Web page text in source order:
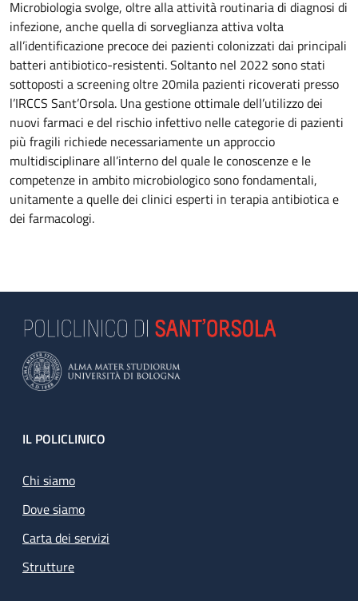
Microbiologia svolge, oltre alla attività routinaria di diagnosi di
infezione, anche quella di sorveglianza attiva volta
all’identificazione precoce dei pazienti colonizzati dai principali
batteri antibiotico-resistenti. Soltanto nel 2022 sono stati
sottoposti a screening oltre 20mila pazienti ricoverati presso
l’IRCCS Sant’Orsola. Una gestione ottimale dell’utilizzo dei
nuovi farmaci e del rischio infettivo nelle categorie di pazienti
più fragili richiede necessariamente un approccio
multidisciplinare all’interno del quale le conoscenze e le
competenze in ambito microbiologico sono fondamentali,
unitamente a quelle dei clinici esperti in terapia antibiotica e
dei farmacologi.
Footer
IL POLICLINICO
Chi siamo
Dove siamo
Carta dei servizi
Strutture